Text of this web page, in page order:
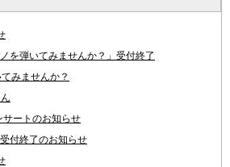
を弾いてみませんか？」受付終了
みませんか？
ートのお知らせ
付終了のお知らせ